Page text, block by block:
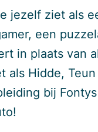
jezelf ziet als
een
in plaats van
als Hidde,
bij